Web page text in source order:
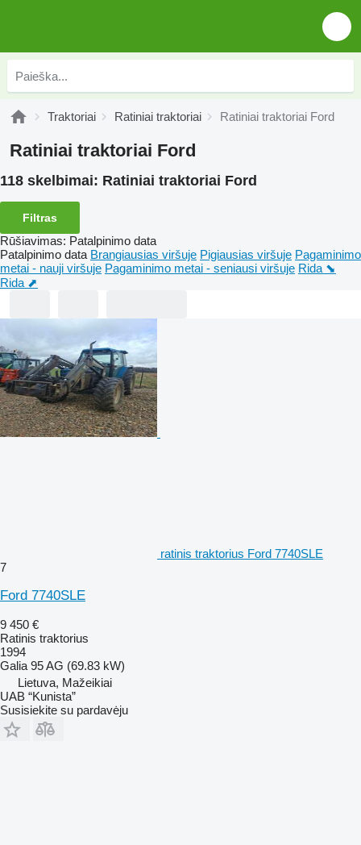
Traktoriai Ratiniai traktoriai Ratiniai traktoriai Ford
Ratiniai traktoriai Ford
118 skelbimai: Ratiniai traktoriai Ford
Filtras
Rūšiavimas: Patalpinimo data
Patalpinimo data Brangiausias viršuje Pigiausias viršuje Pagaminimo
metai - nauji viršuje Pagaminimo metai - seniausi viršuje Rida ⬊
Rida ⬈
ratinis traktorius Ford 7740SLE
7
Ford 7740SLE
9 450 €
Ratinis traktorius
1994
Galia 95 AG (69.83 kW)
Lietuva, Mažeikiai
UAB “Kunista”
Susisiekite su pardavėju